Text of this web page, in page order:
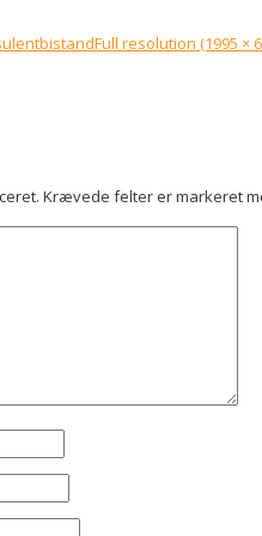
Full resolution (1995 ×
Krævede felter er markeret